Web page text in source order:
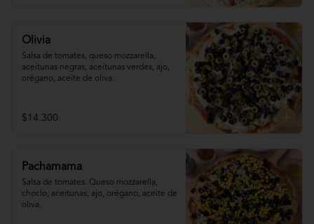
Olivia
Salsa de tomates, queso mozzarella,
aceitunas negras, aceitunas verdes, ajo,
orégano, aceite de oliva.
$14.300
Pachamama
Salsa de tomates. Queso mozzarella,
choclo, aceitunas, ajo, orégano, aceite de
oliva.